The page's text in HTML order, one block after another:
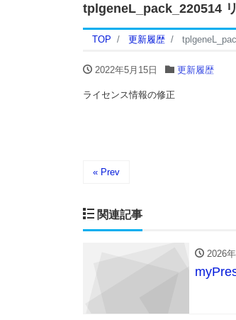
tplgeneL_pack_220514
TOP 更新履歴
2022年5月15日 更新履歴
ライセンス情報の修正
« Prev
関連記事
2026